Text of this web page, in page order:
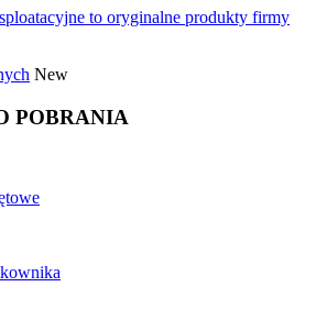
to oryginalne produkty firmy
New
POBRANIA